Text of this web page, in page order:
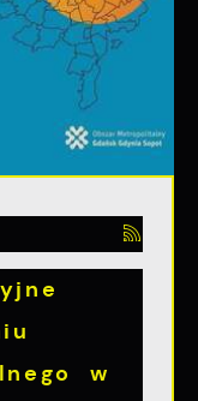
w